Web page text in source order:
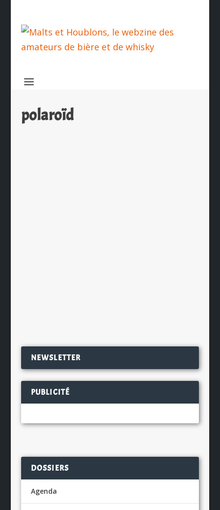
polaroïd
NEWSLETTER
PUBLICITÉ
DOSSIERS
Agenda